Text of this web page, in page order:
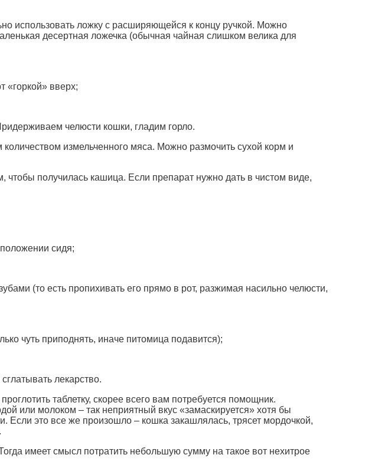
использовать ложку с расширяющейся к концу ручкой. Можно
десертная ложечка (обычная чайная слишком велика для
«горкой» вверх;
челюсти кошки, гладим горло.
измельченного мяса. Можно размочить сухой корм и
получилась кашица. Если препарат нужно дать в чистом виде,
сидя;
(то есть пропихивать его прямо в рот, разжимая насильно челюсти,
чуть приподнять, иначе питомица подавится);
лекарство.
таблетку, скорее всего вам потребуется помощник.
или молоком – так неприятный вкус «замаскируется» хотя бы
Если это все же произошло – кошка закашлялась, трясет мордочкой,
имеет смысл потратить небольшую сумму на такое вот нехитрое